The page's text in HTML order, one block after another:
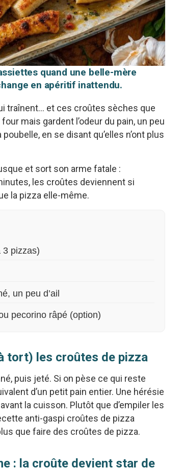
quand une belle-mère
en apéritif inattendu.
traînent… et ces croûtes sèches que
mais gardent l’odeur du pain, un peu
en se disant qu’elles n’ont plus
et sort son arme fatale :
les croûtes deviennent si
la pizza elle-même.
3 pizzas)
un peu d’ail
pecorino râpé (option)
tort) les croûtes de pizza
puis jeté. Si on pèse ce qui reste
d’un petit pain entier. Une hérésie
la cuisson. Plutôt que d’empiler les
anti-gaspi croûtes de pizza
que faire des croûtes de pizza.
: la croûte devient star de